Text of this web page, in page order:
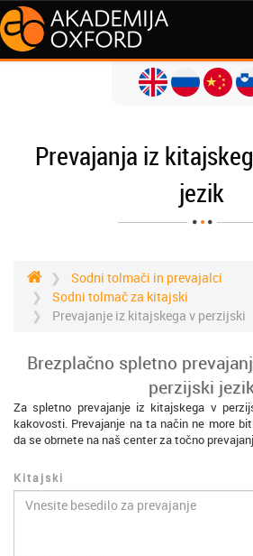
Prevajanja iz
jezik
Sodni tolmači in prevajalci
Sodni tolmač za kitajski
Prevajanje iz kitajskega v perzijski
Brezplačno spletno
perzijski
Za spletno prevajanje iz kitajskega v
kakovosti. Prevajanje na ta način ne more
da se obrnete na naš center za točno
Kitajski